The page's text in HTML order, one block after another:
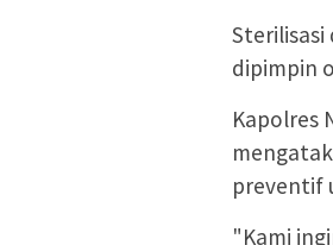
Sterilisasi
dipimpin
Kapolres
preventif
"Kami